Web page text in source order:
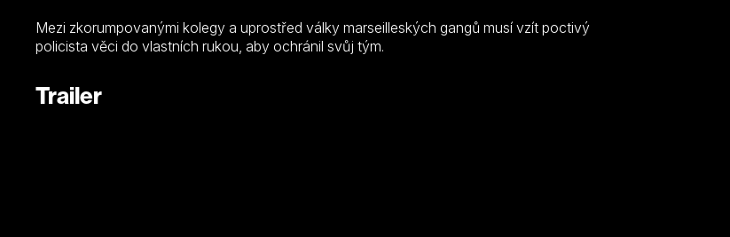
Mezi zkorumpovanými kolegy a uprostřed války marseilleských gangů musí vzít poctivý
policista věci do vlastních rukou, aby ochránil svůj tým.
Trailer